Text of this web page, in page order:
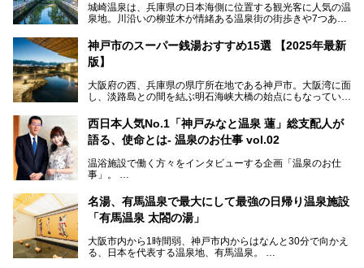
城崎温泉は、兵庫県の日本海側に位置する観光客に人気の温
泉地。川沿いの柳並木が情緒ある温泉街の街歩きや7つある
られています。鉄道の駅から温泉街が近く、歩いて回るのに
ちょうどよい規模で、日帰りでの訪問にもおすすめです。
の観光スポットをピックアップ。温泉やご当地グルメなどを
盛り込んだ日帰り観光モデルコースも紹介しているので、ぜ
神戸市のスーパー銭湯おすすめ15選 【2025年最新
版】
大阪府の西、兵庫県の県庁所在地である神戸市。大阪湾に面
し、淡路島との間を結ぶ明石海峡大橋の始点にもなっていま
華街をはじめ、きらびやかに発展したハーバーランドなど、
人気観光スポットもめじろ押しです。
そして、温泉好きの視点から見ると、神戸市といえば何とい
湯です。そのお湯をリーズナブルに体験できる健康ランドや
スーパー銭湯があったら……。今回はそんな希望に沿う施設
きます！
西日本人気No.1「神戸みなと温泉 蓮」総支配人が
語る、使命とは- 温泉のお仕事 vol.02
温浴施設で働く方々をインタビューする企画「温泉のお仕
事」。
ング西日本1位、2年連続「ベストオブ宿泊賞」に輝いた
「神戸みなと温泉 蓮」の魅力に迫りました！
名湯、有馬温泉で最大にして最強の日帰り温泉施設
「有馬温泉 太閤の湯」
大阪市内から1時間弱、神戸市内からはなんと30分で向かえ
る、日本を代表する温泉地、有馬温泉。